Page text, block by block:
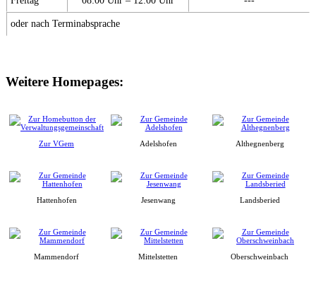
oder nach Terminabsprache
Weitere Homepages:
Zur VGem Adelshofen Althegnenberg
Hattenhofen Jesenwang Landsberied
Mammendorf Mittelstetten Oberschweinbach